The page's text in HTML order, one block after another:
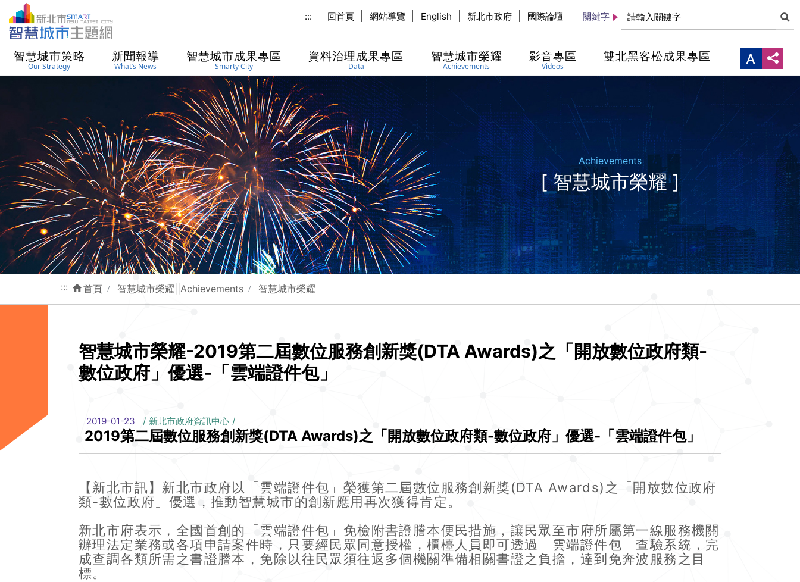
進入內容區塊
::: 回首頁 網站導覽 English 新北市政府 國際論壇 關鍵字
智慧城市策略
Our Strategy
新聞報導
What’s News
智慧城市成果專區
Smarty City
資料治理成果專區
Data
智慧城市榮耀
Achievements
影音專區
Videos
雙北黑客松成果專區
Achievements
[ 智慧城市榮耀 ]
::: 首頁 智慧城市榮耀||Achievements 智慧城市榮耀
智慧城市榮耀-2019第二屆數位服務創新獎(DTA Awards)之「開放數位政府類-
數位政府」優選-「雲端證件包」
2019-01-23 新北市政府資訊中心
2019第二屆數位服務創新獎(DTA Awards)之「開放數位政府類-數位政府」優選-「雲端證件包」
【新北市訊】新北市政府以「雲端證件包」榮獲第二屆數位服務創新獎(DTA Awards)之「開放數位政府
類-數位政府」優選，推動智慧城市的創新應用再次獲得肯定。
新北市府表示，全國首創的「雲端證件包」免檢附書證謄本便民措施，讓民眾至市府所屬第一線服務機關
辦理法定業務或各項申請案件時，只要經民眾同意授權，櫃檯人員即可透過「雲端證件包」查驗系統，完
成查調各類所需之書證謄本，免除以往民眾須往返多個機關準備相關書證之負擔，達到免奔波服務之目
標。